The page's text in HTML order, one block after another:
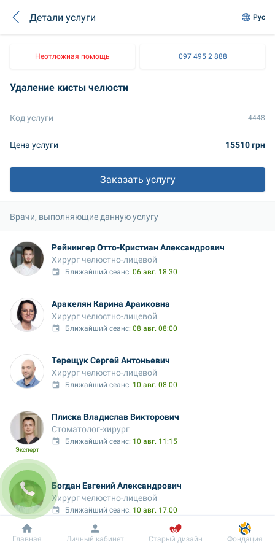
Детали услуги Рус
Неотложная помощь 097 495 2 888
Удаление кисты челюсти
Код услуги 4448
Цена услуги 15510 грн
Заказать услугу
Врачи, выполняющие данную услугу
Рейнингер Отто-Кристиан Александрович
Хирург челюстно-лицевой
Ближайший сеанс: 06 авг. 18:30
Аракелян Карина Араиковна
Хирург челюстно-лицевой
Ближайший сеанс: 08 авг. 08:00
Терещук Сергей Антоньевич
Хирург челюстно-лицевой
Ближайший сеанс: 10 авг. 08:00
Эксперт
Плиска Владислав Викторович
Стоматолог-хирург
Ближайший сеанс: 10 авг. 11:15
Богдан Евгений Александрович
Хирург челюстно-лицевой
Ближайший сеанс: 10 авг. 17:00
Османов Бекир Хайсерович
Добробут Информация Пациенту
Главная Личный кабинет Старый дизайн Фондация